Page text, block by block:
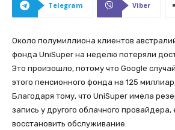
Telegram Viber
Около полумиллиона клиентов
фонда UniSuper на неделю потеряли
Это произошло, потому что Google
этого пенсионного фонда на 125
Благодаря тому, что UniSuper имела
запись у другого облачного провайдера,
восстановить обслуживание.